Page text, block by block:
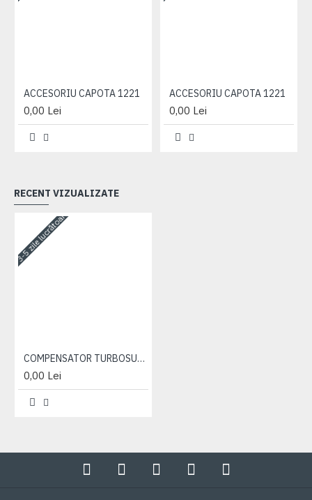
ACCESORIU CAPOTA 1221
0,00 Lei
ACCESORIU CAPOTA 1221
0,00 Lei
RECENT VIZUALIZATE
3-5 zile lucrătoare
COMPENSATOR TURBOSUFLANTA K27
0,00 Lei